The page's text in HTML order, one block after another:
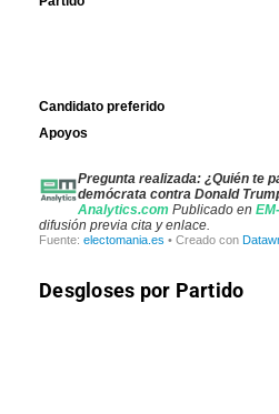
Desgloses por Partido